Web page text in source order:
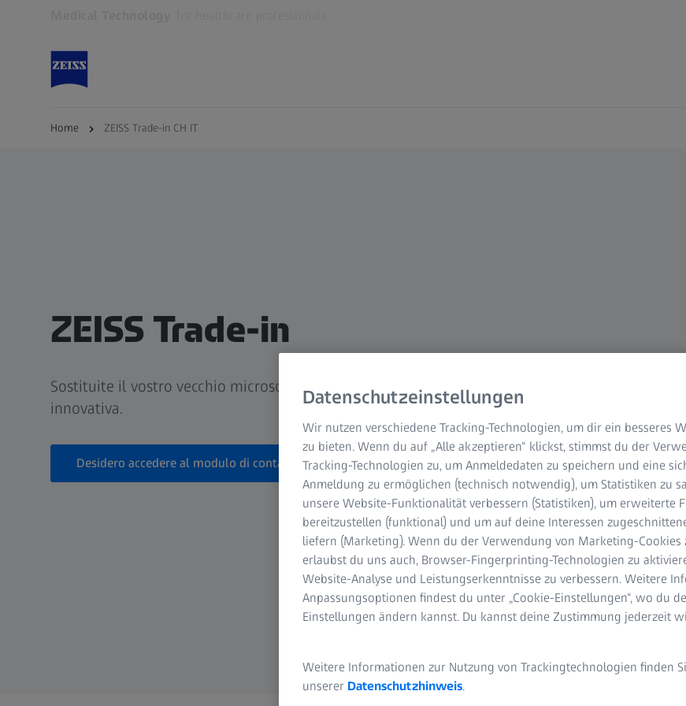
Home ZEISS Trade-in CH IT
ZEISS Trade-in
Sostituite il vostro vecchio microscopio con una soluzione nuova ed
innovativa.
Desidero accedere al modulo di contatto
Datenschutzeinstellungen
Wir nutzen verschiedene Tracking-Technologien, um dir ein besseres
zu bieten. Wenn du auf „Alle akzeptieren“ klickst, stimmst du der
Tracking-Technologien zu, um Anmeldedaten zu speichern und eine
Anmeldung zu ermöglichen (technisch notwendig), um Statistiken zu
unsere Website-Funktionalität verbessern (Statistiken), um erweiterte
bereitzustellen (funktional) und um auf deine Interessen
liefern (Marketing). Wenn du der Verwendung von Marketing-Cookies
erlaubst du uns auch, Browser-Fingerprinting-Technologien zu
Website-Analyse und Leistungserkenntnisse zu verbessern. Weitere
Anpassungsoptionen findest du unter „Cookie-Einstellungen“, wo du
Einstellungen ändern kannst. Du kannst deine Zustimmung jederzeit
Weitere Informationen zur Nutzung von Trackingtechnologien finden
unserer Datenschutzhinweis.